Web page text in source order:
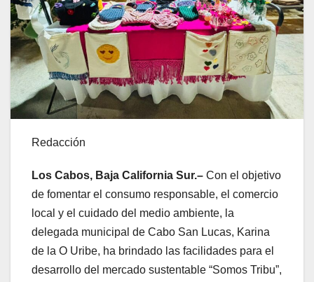
Redacción
Los Cabos, Baja California Sur.– Con el objetivo
de fomentar el consumo responsable, el comercio
local y el cuidado del medio ambiente, la
delegada municipal de Cabo San Lucas, Karina
de la O Uribe, ha brindado las facilidades para el
desarrollo del mercado sustentable “Somos Tribu”,